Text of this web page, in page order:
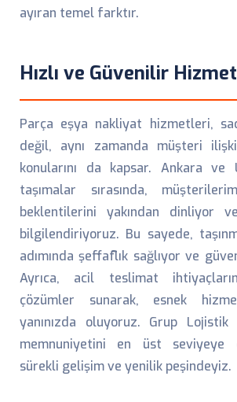
ayıran temel farktır.
Hızlı ve Güvenilir Hizmet
Parça eşya nakliyat hizmetleri,
değil, aynı zamanda müşteri
konularını da kapsar. Ankara ve
taşımalar sırasında,
beklentilerini yakından dinliyor
bilgilendiriyoruz. Bu sayede,
adımında şeffaflık sağlıyor ve
Ayrıca, acil teslimat
çözümler sunarak, esnek
yanınızda oluyoruz. Grup
memnuniyetini en üst seviyeye
sürekli gelişim ve yenilik peşindeyiz.